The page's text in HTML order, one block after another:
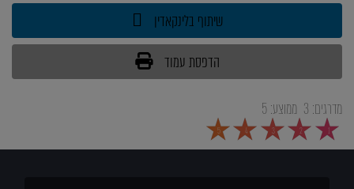
שיתוף בלינקאדין
הדפסת עמוד
מדרגים: 3 ממוצע:5
1
2
3
4
5